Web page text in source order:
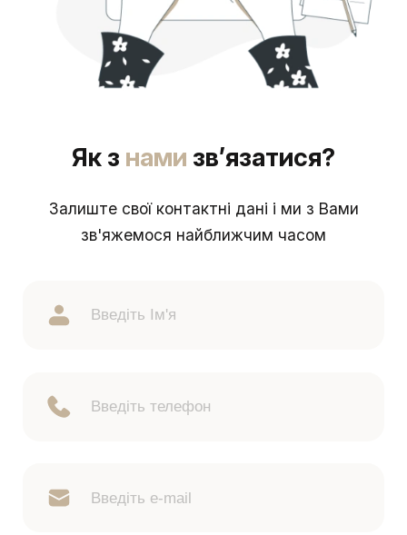
Як з нами зв’язатися?
Залиште свої контактні дані і ми з Вами
зв'яжемося найближчим часом